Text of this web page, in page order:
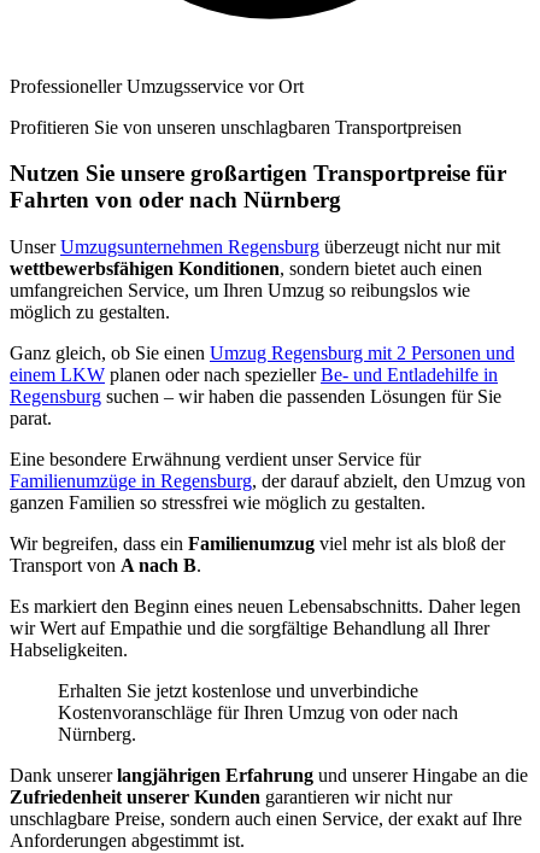
Professioneller Umzugsservice vor Ort
Profitieren Sie von unseren unschlagbaren Transportpreisen
Nutzen Sie unsere großartigen Transportpreise für
Fahrten von oder nach Nürnberg
UnserUmzugsunternehmen Regensburg überzeugt nicht nur mit
wettbewerbsfähigen Konditionen, sondern bietet auch einen
umfangreichen Service, um Ihren Umzug so reibungslos wie
möglich zu gestalten.
Ganz gleich, ob Sie einen Umzug Regensburg mit 2 Personen und
einem LKW planen oder nach speziellerBe- und Entladehilfe in
Regensburg suchen – wir haben die passenden Lösungen für Sie
parat.
Eine besondere Erwähnung verdient unser Service für
Familienumzüge in Regensburg, der darauf abzielt, den Umzug von
ganzen Familien so stressfrei wie möglich zu gestalten.
Wir begreifen, dass ein Familienumzug viel mehr ist als bloß der
Transport von A nach B.
Es markiert den Beginn eines neuen Lebensabschnitts. Daher legen
wir Wert auf Empathie und die sorgfältige Behandlung all Ihrer
Habseligkeiten.
Erhalten Sie jetzt kostenlose und unverbindiche
Kostenvoranschläge für Ihren Umzug von oder nach
Nürnberg.
Dank unsererlangjährigen Erfahrung und unserer Hingabe an die
Zufriedenheit unserer Kunden garantieren wir nicht nur
unschlagbare Preise, sondern auch einen Service, der exakt auf Ihre
Anforderungen abgestimmt ist.